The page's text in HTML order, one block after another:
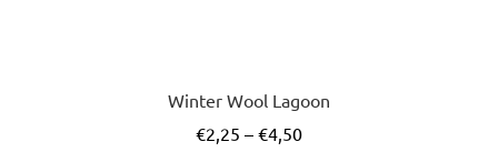
Winter Wool Lagoon
€2,25 – €4,50